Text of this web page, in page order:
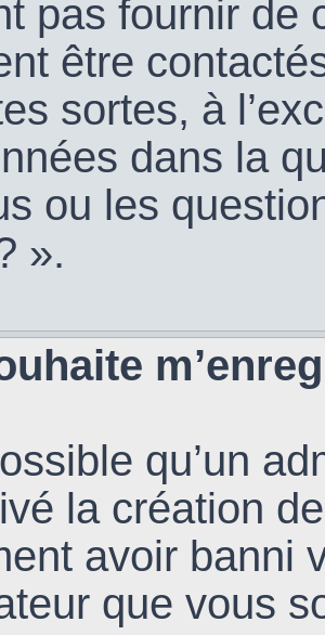
pas fournir de
être
sortes, à
dans la
ou les
».
qu’un
la création
avoir banni
que vous